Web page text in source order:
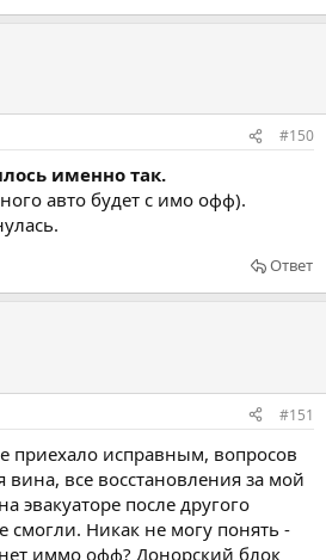
#150
именно так.
авто будет с имо офф).
Ответ
#151
приехало исправным, вопросов
все восстановления за мой
эвакуаторе после другого
смогли. Никак не могу понять -
иммо офф? Донорский блок